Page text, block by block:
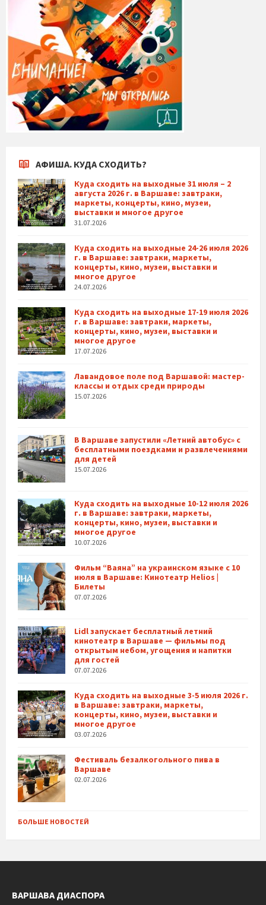
АФИША. КУДА СХОДИТЬ?
Куда сходить на выходные 31 июля – 2
августа 2026 г. в Варшаве: завтраки,
маркеты, концерты, кино, музеи,
выставки и многое другое
31.07.2026
Куда сходить на выходные 24-26 июля 2026
г. в Варшаве: завтраки, маркеты,
концерты, кино, музеи, выставки и
многое другое
24.07.2026
Куда сходить на выходные 17-19 июля 2026
г. в Варшаве: завтраки, маркеты,
концерты, кино, музеи, выставки и
многое другое
17.07.2026
Лавандовое поле под Варшавой: мастер-
классы и отдых среди природы
15.07.2026
В Варшаве запустили «Летний автобус» с
бесплатными поездками и развлечениями
для детей
15.07.2026
Куда сходить на выходные 10-12 июля 2026
г. в Варшаве: завтраки, маркеты,
концерты, кино, музеи, выставки и
многое другое
10.07.2026
Фильм “Ваяна” на украинском языке с 10
июля в Варшаве: Кинотеатр Helios |
Билеты
07.07.2026
Lidl запускает бесплатный летний
кинотеатр в Варшаве — фильмы под
открытым небом, угощения и напитки
для гостей
07.07.2026
Куда сходить на выходные 3-5 июля 2026 г.
в Варшаве: завтраки, маркеты,
концерты, кино, музеи, выставки и
многое другое
03.07.2026
Фестиваль безалкогольного пива в
Варшаве
02.07.2026
БОЛЬШЕ НОВОСТЕЙ
ВАРШАВА ДИАСПОРА